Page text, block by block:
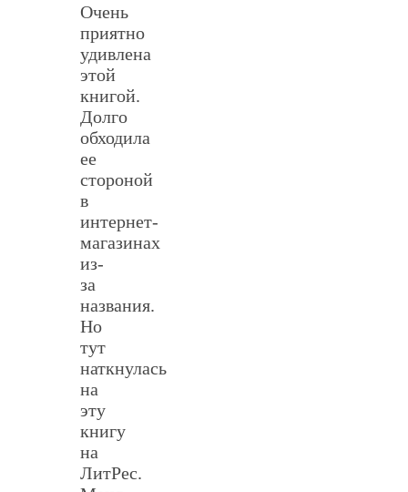
Очень
приятно
удивлена
этой
книгой.
Долго
обходила
ее
стороной
в
интернет-
магазинах
из-
за
названия.
Но
тут
наткнулась
на
эту
книгу
на
ЛитРес.